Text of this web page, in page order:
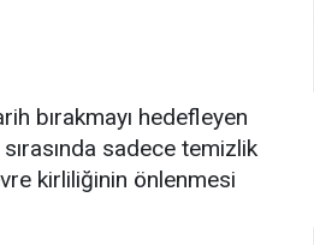
bırakmayı hedefleyen
sadece temizlik
kirliliğinin önlenmesi